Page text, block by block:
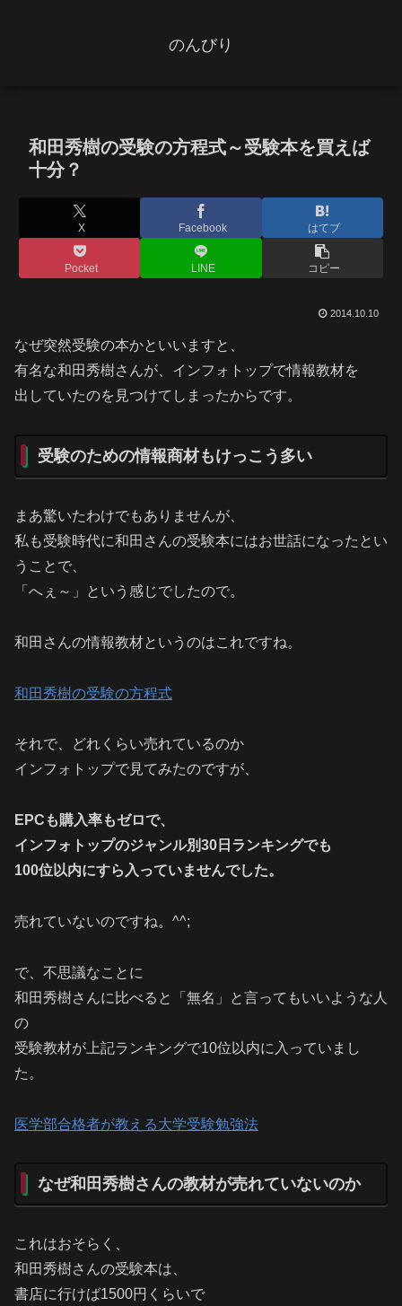
のんびり
和田秀樹の受験の方程式～受験本を買えば
十分？
X Facebook はてブ
Pocket LINE コピー
2014.10.10
なぜ突然受験の本かといいますと、
有名な和田秀樹さんが、インフォトップで情報教材を
出していたのを見つけてしまったからです。
受験のための情報商材もけっこう多い
まあ驚いたわけでもありませんが、
私も受験時代に和田さんの受験本にはお世話になったとい
うことで、
「へぇ～」という感じでしたので。
和田さんの情報教材というのはこれですね。
和田秀樹の受験の方程式
それで、どれくらい売れているのか
インフォトップで見てみたのですが、
EPCも購入率もゼロで、
インフォトップのジャンル別30日ランキングでも
100位以内にすら入っていませんでした。
売れていないのですね。^^;
で、不思議なことに
和田秀樹さんに比べると「無名」と言ってもいいような人
の
受験教材が上記ランキングで10位以内に入っていまし
た。
医学部合格者が教える大学受験勉強法
なぜ和田秀樹さんの教材が売れていないのか
これはおそらく、
和田秀樹さんの受験本は、
書店に行けば1500円くらいで